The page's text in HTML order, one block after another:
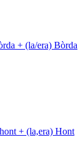
+ (la/era) Bòrda
+ (la,era) Hont